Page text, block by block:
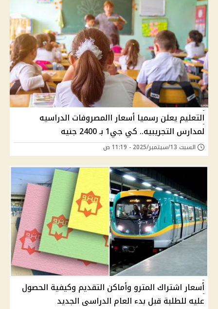
التعليم يعلن رسميا أسعار االمصروفات الدراسيه
لمدارس التجريبيه.. كي جي1 بـ 2400 جنيه
السبت 13/سبتمبر/2025 - 11:19 ص
أسعار اشتراك المترو وأماكن التقديم وكيفية الحصول
عليه للطلبة قبل بدء العام الدراسى الجديد